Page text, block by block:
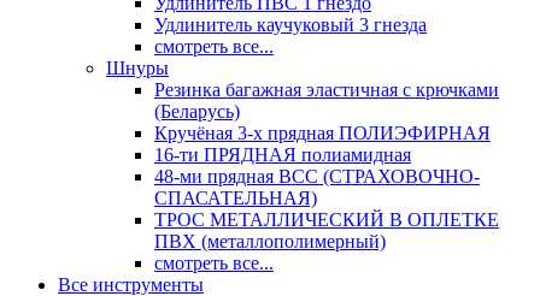
Удлинитель каучуковый 3 гнезда
смотреть все...
Шнуры
Резинка багажная эластичная с крючками
(Беларусь)
Кручёная 3-х прядная ПОЛИЭФИРНАЯ
16-ти ПРЯДНАЯ полиамидная
48-ми прядная ВСС (СТРАХОВОЧНО-
СПАСАТЕЛЬНАЯ)
ТРОС МЕТАЛЛИЧЕСКИЙ В ОПЛЕТКЕ
ПВХ (металлополимерный)
смотреть все...
Все инструменты